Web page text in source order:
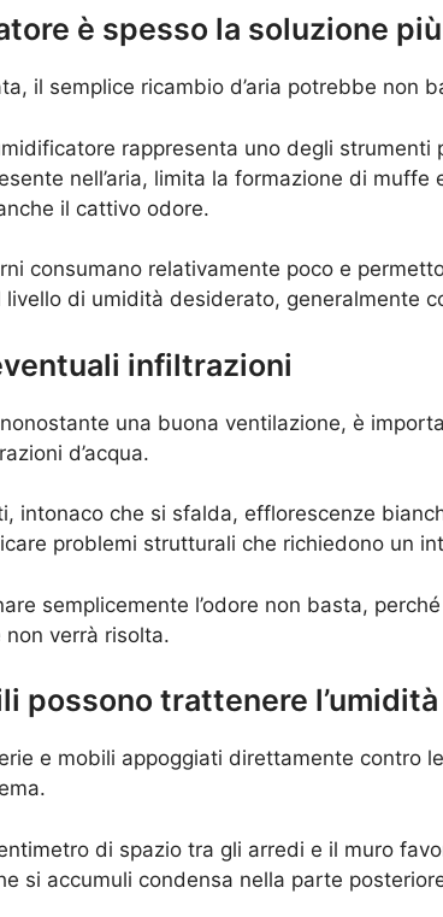
è spesso la soluzione
il semplice ricambio d’aria potrebbe non
rappresenta uno degli strumenti
nell’aria, limita la formazione di muffe
il cattivo odore.
consumano relativamente poco e
di umidità desiderato, generalmente
infiltrazioni
nonostante una buona ventilazione, è
d’acqua.
intonaco che si sfalda, efflorescenze
problemi strutturali che richiedono un
semplicemente l’odore non basta,
verrà risolta.
possono trattenere l’umidità
e mobili appoggiati direttamente contro
di spazio tra gli arredi e il muro
si accumuli condensa nella parte